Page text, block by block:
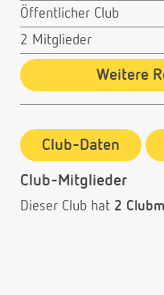
Öffentlicher Club
2 Mitglieder
Weitere
Club-Daten
Club-Mitglieder
Dieser Club hat 2